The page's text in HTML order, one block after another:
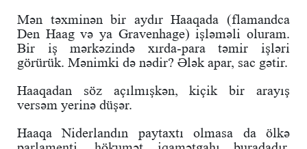
Mən təxminən bir aydır Haaqada (flamandca
Den Haag və ya Gravenhage) işləməli oluram.
Bir iş mərkəzində xırda-para təmir işləri
görürük. Mənimki də nədir? Ələk apar, sac gətir.
Haaqadan söz açılmışkən, kiçik bir arayış
versəm yerinə düşər.
Haaqa Niderlandın paytaxtı olmasa da ölkə